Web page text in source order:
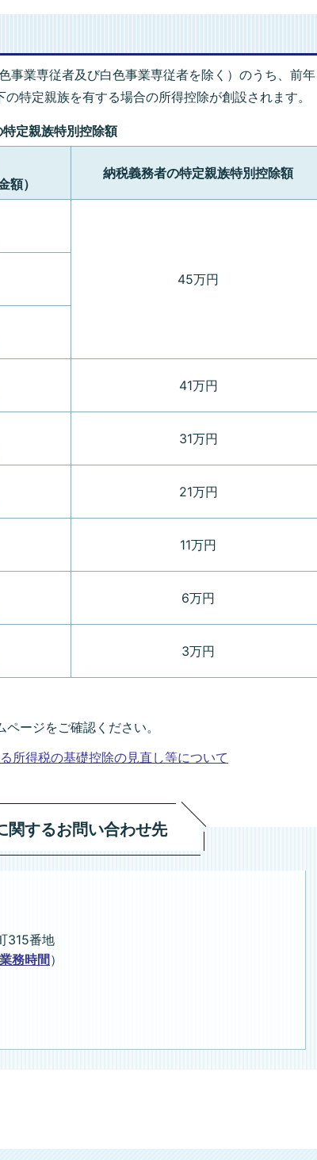
事業専従者及び白色事業専従者を除く）のうち、前年
特定親族を有する場合の所得控除が創設されます。
定親族特別控除額
額）
納税義務者の特定親族特別控除額
45万円
41万円
31万円
21万円
11万円
6万円
3万円
ージをご確認ください。
所得税の基礎控除の見直し等について
関するお問い合わせ先
315番地
務時間 ）